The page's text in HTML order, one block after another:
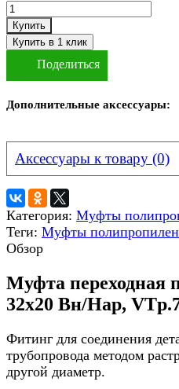
Купить
Поделиться
Дополнительные аксессуары:
Аксессуары к товару (0)
Категория: Муфты
Теги: Муфты
Обзор
Муфта переходная
32х20 Вн/Нар,
Фитинг для соединения
трубопровода методом
другой диаметр.